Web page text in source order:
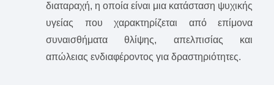
διαταραχή, η οποία είναι μια κατάσταση ψυχικής
υγείας που χαρακτηρίζεται από επίμονα
συναισθήματα θλίψης, απελπισίας και
απώλειας ενδιαφέροντος για δραστηριότητες.